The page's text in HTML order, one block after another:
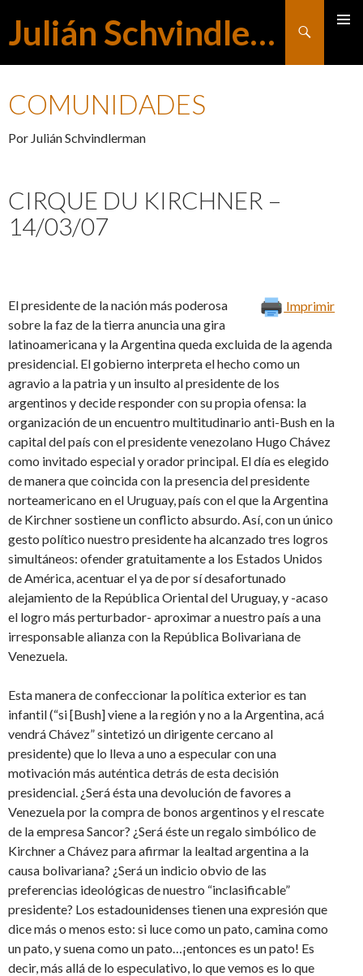
Julián Schvindlerman
Buscar
COMUNIDADES
Por Julián Schvindlerman
CIRQUE DU KIRCHNER –
14/03/07
Imprimir
El presidente de la nación más poderosa
sobre la faz de la tierra anuncia una gira
latinoamericana y la Argentina queda excluida de la agenda
presidencial. El gobierno interpreta el hecho como un
agravio a la patria y un insulto al presidente de los
argentinos y decide responder con su propia ofensa: la
organización de un encuentro multitudinario anti-Bush en la
capital del país con el presidente venezolano Hugo Chávez
como invitado especial y orador principal. El día es elegido
de manera que coincida con la presencia del presidente
norteamericano en el Uruguay, país con el que la Argentina
de Kirchner sostiene un conflicto absurdo. Así, con un único
gesto político nuestro presidente ha alcanzado tres logros
simultáneos: ofender gratuitamente a los Estados Unidos
de América, acentuar el ya de por sí desafortunado
alejamiento de la República Oriental del Uruguay, y -acaso
el logro más perturbador- aproximar a nuestro país a una
irresponsable alianza con la República Bolivariana de
Venezuela.
Esta manera de confeccionar la política exterior es tan
infantil (“si [Bush] viene a la región y no a la Argentina, acá
vendrá Chávez” sintetizó un dirigente cercano al
presidente) que lo lleva a uno a especular con una
motivación más auténtica detrás de esta decisión
presidencial. ¿Será ésta una devolución de favores a
Venezuela por la compra de bonos argentinos y el rescate
de la empresa Sancor? ¿Será éste un regalo simbólico de
Kirchner a Chávez para afirmar la lealtad argentina a la
causa bolivariana? ¿Será un indicio obvio de las
preferencias ideológicas de nuestro “inclasificable”
presidente? Los estadounidenses tienen una expresión que
dice más o menos esto: si luce como un pato, camina como
un pato, y suena como un pato…¡entonces es un pato! Es
decir, más allá de lo especulativo, lo que vemos es lo que